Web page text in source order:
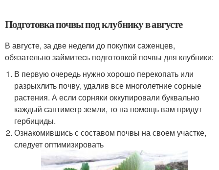
Подготовка почвы под клубнику в августе
В августе, за две недели до покупки саженцев,
обязательно займитесь подготовкой почвы для клубники:
В первую очередь нужно хорошо перекопать или
разрыхлить почву, удалив все многолетние сорные
растения. А если сорняки оккупировали буквально
каждый сантиметр земли, то на помощь вам придут
гербициды.
Ознакомившись с составом почвы на своем участке,
следует оптимизировать